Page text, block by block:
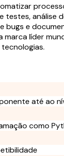
e
líder
até ao
como